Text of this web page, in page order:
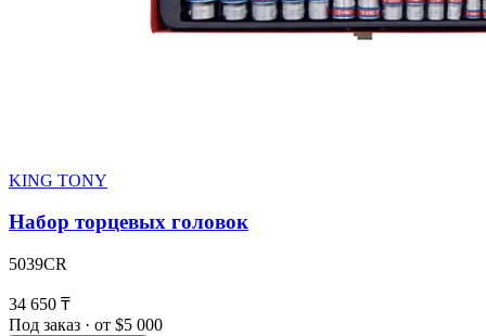
KING TONY
Набор торцевых головок
5039CR
34 650 ₸
Под заказ · от $5 000